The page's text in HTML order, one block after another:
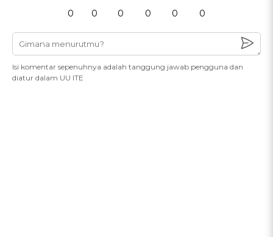
0 0 0 0 0 0
Isi komentar sepenuhnya adalah tanggung jawab pengguna dan
diatur dalam UU ITE